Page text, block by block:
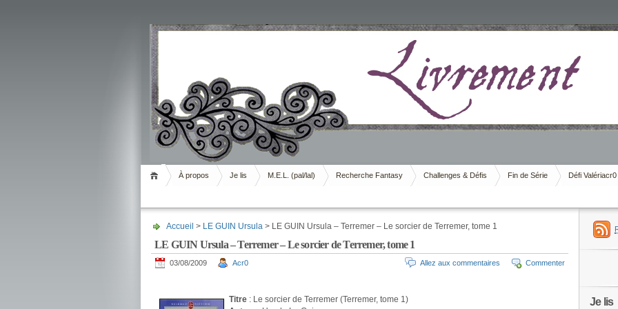
Livrement
À propos Je lis M.E.L. (pal/lal) Recherche Fantasy Challenges & Défis Fin de Série Défi Valériacr0
Accueil > LE GUIN Ursula > LE GUIN Ursula – Terremer – Le sorcier de Terremer, tome 1
LE GUIN Ursula – Terremer – Le sorcier de Terremer, tome 1
03/08/2009 Acr0 Commenter
Allez aux commentaires
Titre : Le sorcier de Terremer (Terremer, tome 1)
Je lis